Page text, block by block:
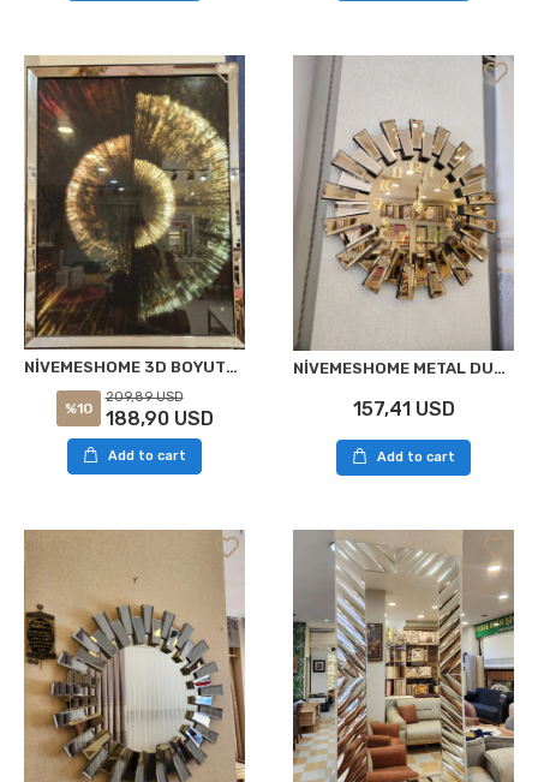
NİVEMESHOME 3D BOYUTLU 81X106 TABLO
%10
209,89 USD
188,90 USD
Add to cart
NİVEMESHOME METAL DUVAR SAATİ 72X71 GOLD
157,41 USD
Add to cart